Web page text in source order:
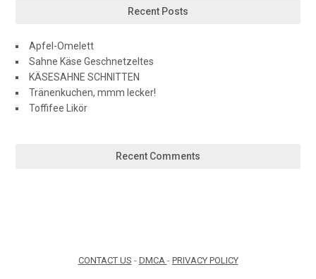
Recent Posts
Apfel-Omelett
Sahne Käse Geschnetzeltes
KÄSESAHNE SCHNITTEN
Tränenkuchen, mmm lecker!
Toffifee Likör
Recent Comments
CONTACT US - DMCA - PRIVACY POLICY